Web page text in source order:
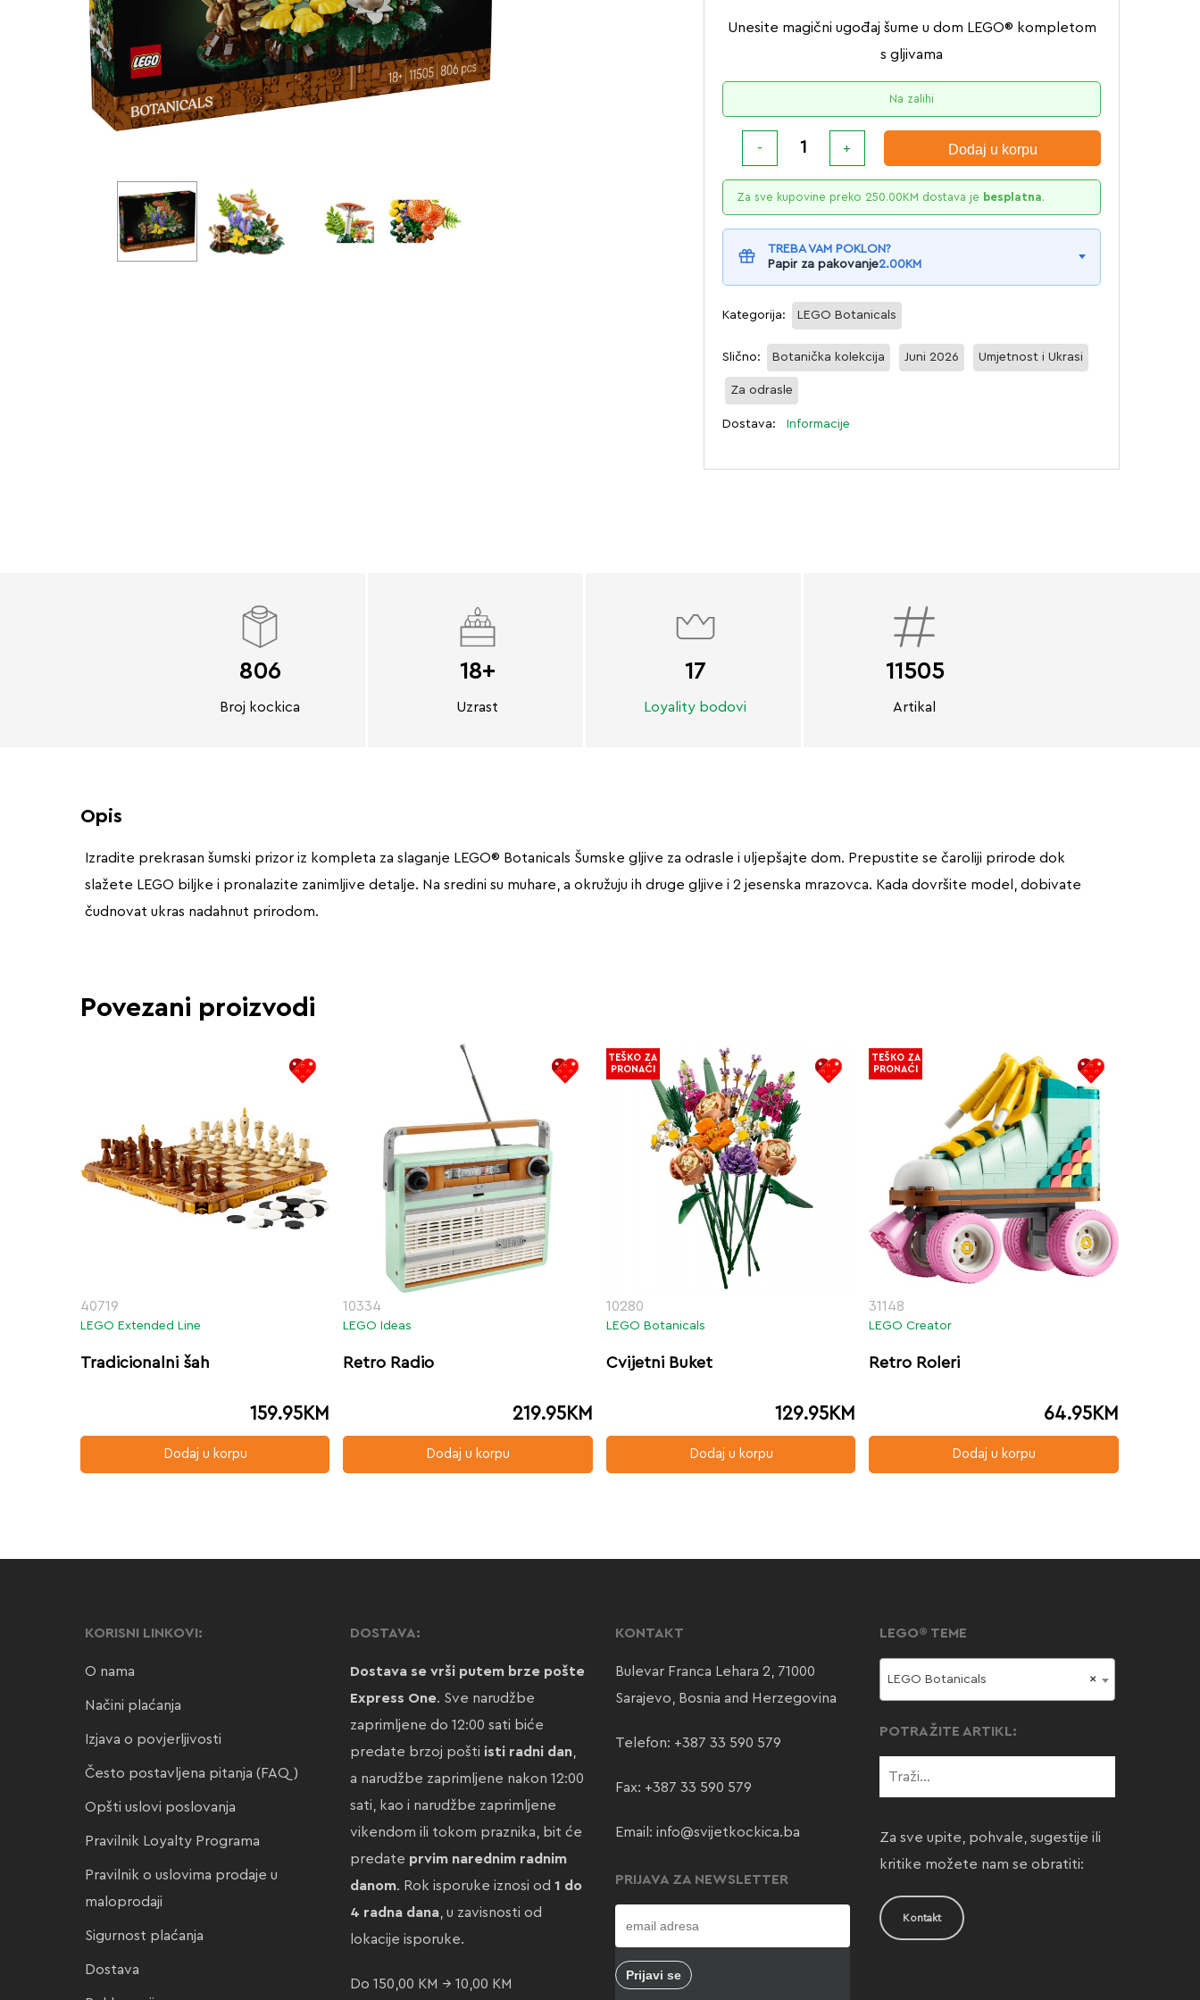
Unesite magični ugođaj šume u dom LEGO® kompletom
s gljivama
Na zalihi
Dodaj u korpu
Za sve kupovine preko 250.00KM dostava je besplatna.
TREBA VAM POKLON?
Papir za pakovanje2.00KM
Kategorija: LEGO Botanicals
Slično: Botanička kolekcija Juni 2026 Umjetnost i Ukrasi
Za odrasle
Dostava: Informacije
806
Broj kockica
18+
Uzrast
17
Loyality bodovi
11505
Artikal
Opis
Izradite prekrasan šumski prizor iz kompleta za slaganje LEGO® Botanicals Šumske gljive za odrasle i uljepšajte dom. Prepustite se čaroliji prirode dok
slažete LEGO biljke i pronalazite zanimljive detalje. Na sredini su muhare, a okružuju ih druge gljive i 2 jesenska mrazovca. Kada dovršite model, dobivate
čudnovat ukras nadahnut prirodom.
Povezani proizvodi
40719
LEGO Extended Line
Tradicionalni šah
159.95KM
Dodaj u korpu
10334
LEGO Ideas
Retro Radio
219.95KM
Dodaj u korpu
10280
LEGO Botanicals
Cvijetni Buket
129.95KM
Dodaj u korpu
TEŠKO ZA
PRONAĆI
31148
LEGO Creator
Retro Roleri
64.95KM
Dodaj u korpu
TEŠKO ZA
PRONAĆI
KORISNI LINKOVI:
O nama
Načini plaćanja
Izjava o povjerljivosti
Često postavljena pitanja (FAQ)
Opšti uslovi poslovanja
Pravilnik Loyalty Programa
Pravilnik o uslovima prodaje u
maloprodaji
Sigurnost plaćanja
Dostava
DOSTAVA:
Dostava se vrši putem brze pošte
Express One. Sve narudžbe
zaprimljene do 12:00 sati biće
predate brzoj pošti isti radni dan,
a narudžbe zaprimljene nakon 12:00
sati, kao i narudžbe zaprimljene
vikendom ili tokom praznika, bit će
predate prvim narednim radnim
danom. Rok isporuke iznosi od 1 do
4 radna dana, u zavisnosti od
lokacije isporuke.
Do 150,00 KM → 10,00 KM
KONTAKT
Bulevar Franca Lehara 2, 71000
Sarajevo, Bosnia and Herzegovina
Telefon: +387 33 590 579
Fax: +387 33 590 579
Email: info@svijetkockica.ba
PRIJAVA ZA NEWSLETTER
LEGO® TEME
×
LEGO Botanicals
POTRAŽITE ARTIKL:
Za sve upite, pohvale, sugestije ili
kritike možete nam se obratiti:
Kontakt